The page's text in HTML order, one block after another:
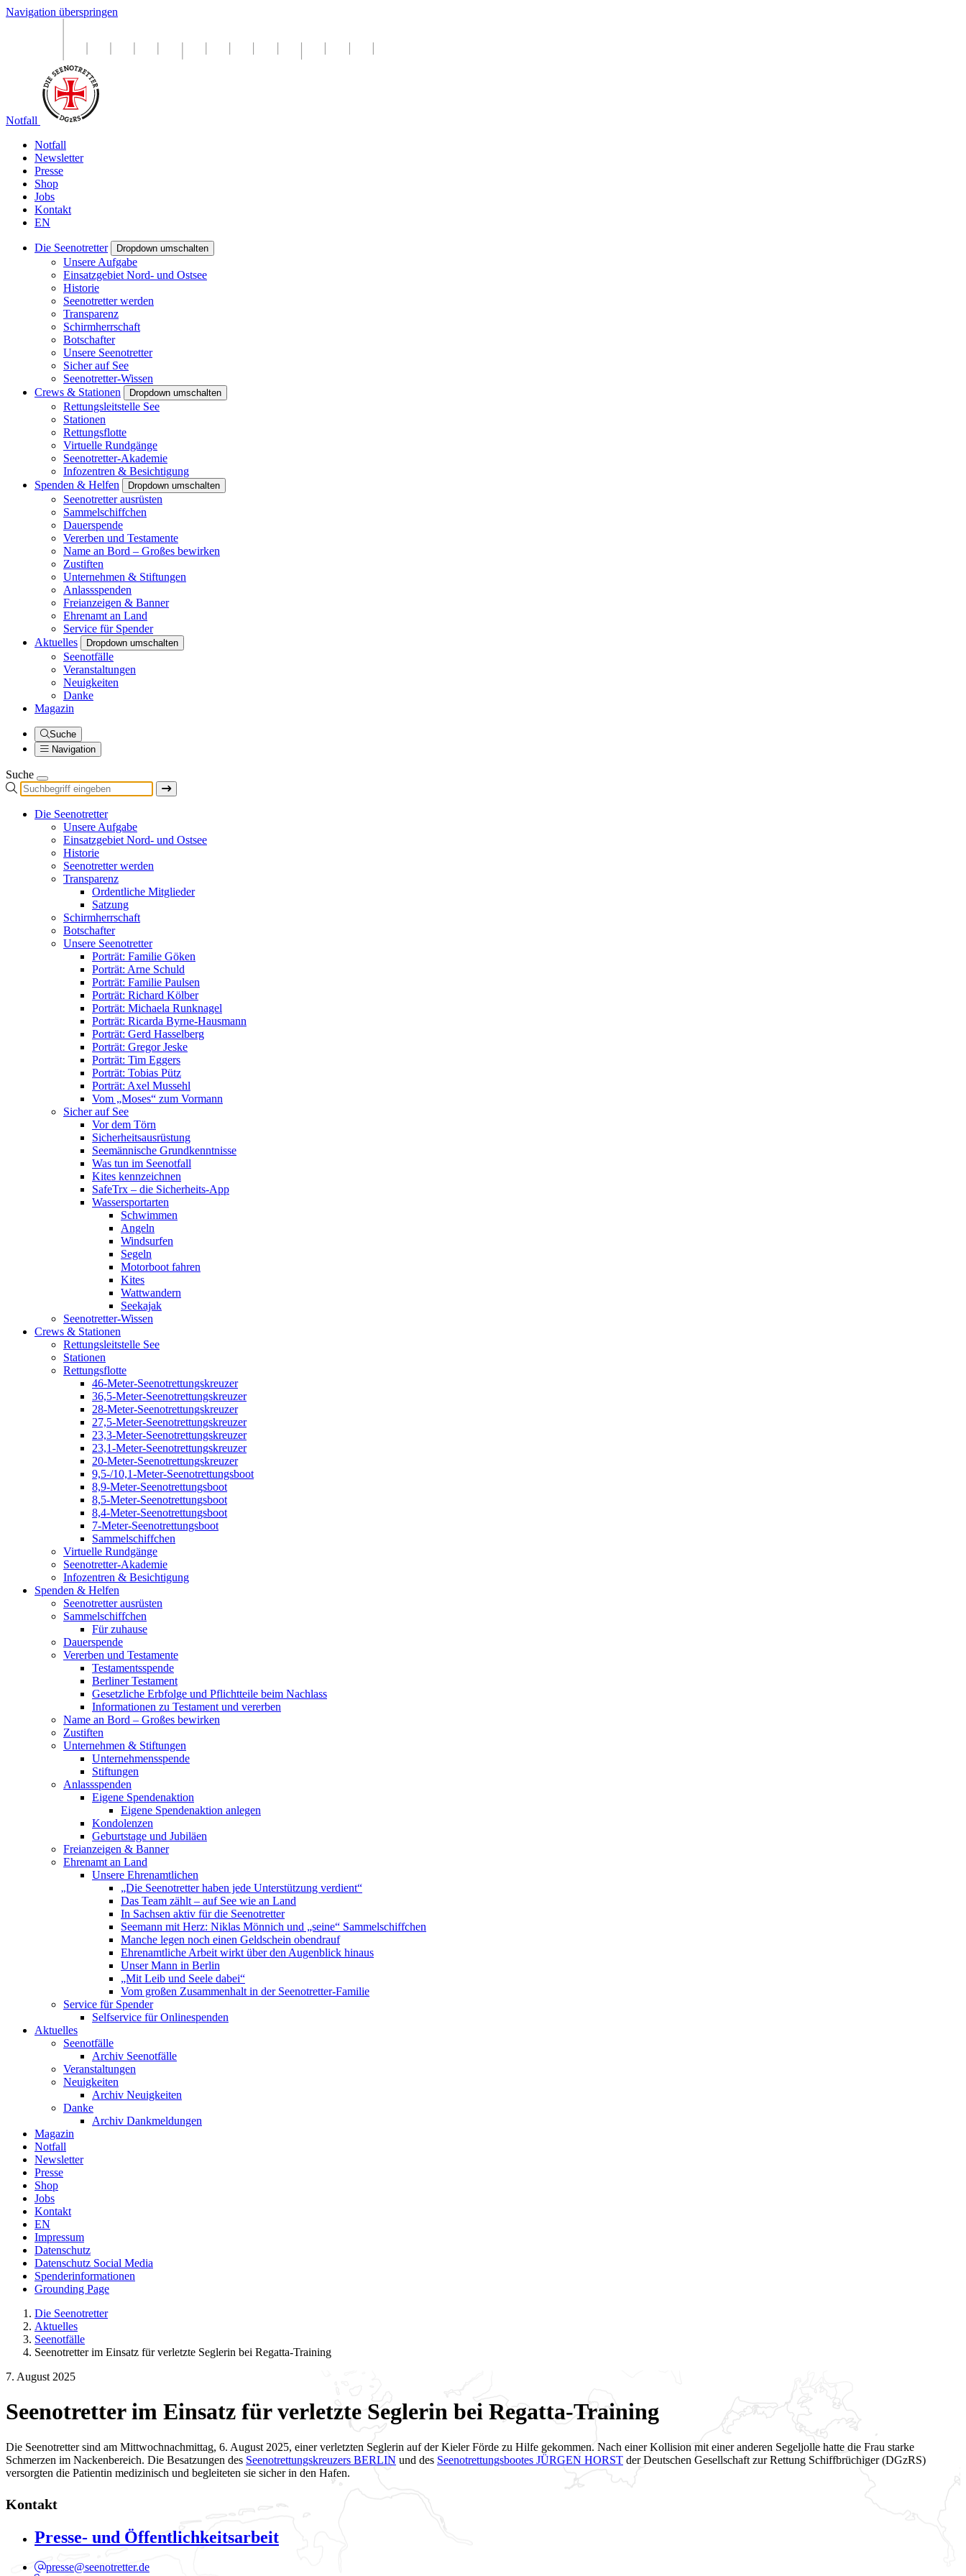
Navigation überspringen
Notfall
Notfall
Newsletter
Presse
Shop
Jobs
Kontakt
EN
Die Seenotretter Dropdown umschalten
Unsere Aufgabe
Einsatzgebiet Nord- und Ostsee
Historie
Seenotretter werden
Transparenz
Schirmherrschaft
Botschafter
Unsere Seenotretter
Sicher auf See
Seenotretter-Wissen
Crews & Stationen
Dropdown umschalten
Rettungsleitstelle See
Stationen
Rettungsflotte
Virtuelle Rundgänge
Seenotretter-Akademie
Infozentren & Besichtigung
Spenden & Helfen
Dropdown umschalten
Seenotretter ausrüsten
Sammelschiffchen
Dauerspende
Vererben und Testamente
Name an Bord – Großes bewirken
Zustiften
Unternehmen & Stiftungen
Anlassspenden
Freianzeigen & Banner
Ehrenamt an Land
Service für Spender
Aktuelles
Dropdown umschalten
Seenotfälle
Veranstaltungen
Neuigkeiten
Danke
Magazin
Suche
Navigation
Suche
Die Seenotretter
Unsere Aufgabe
Einsatzgebiet Nord- und Ostsee
Historie
Seenotretter werden
Transparenz
Ordentliche Mitglieder
Satzung
Schirmherrschaft
Botschafter
Unsere Seenotretter
Porträt: Familie Göken
Porträt: Arne Schuld
Porträt: Familie Paulsen
Porträt: Richard Kölber
Porträt: Michaela Runknagel
Porträt: Ricarda Byrne-Hausmann
Porträt: Gerd Hasselberg
Porträt: Gregor Jeske
Porträt: Tim Eggers
Porträt: Tobias Pütz
Porträt: Axel Mussehl
Vom „Moses“ zum Vormann
Sicher auf See
Vor dem Törn
Sicherheitsausrüstung
Seemännische Grundkenntnisse
Was tun im Seenotfall
Kites kennzeichnen
SafeTrx – die Sicherheits-App
Wassersportarten
Schwimmen
Angeln
Windsurfen
Segeln
Motorboot fahren
Kites
Wattwandern
Seekajak
Seenotretter-Wissen
Crews & Stationen
Rettungsleitstelle See
Stationen
Rettungsflotte
46-Meter-Seenotrettungskreuzer
36,5-Meter-Seenotrettungskreuzer
28-Meter-Seenotrettungskreuzer
27,5-Meter-Seenotrettungskreuzer
23,3-Meter-Seenotrettungskreuzer
23,1-Meter-Seenotrettungskreuzer
20-Meter-Seenotrettungskreuzer
9,5-/10,1-Meter-Seenotrettungsboot
8,9-Meter-Seenotrettungsboot
8,5-Meter-Seenotrettungsboot
8,4-Meter-Seenotrettungsboot
7-Meter-Seenotrettungsboot
Sammelschiffchen
Virtuelle Rundgänge
Seenotretter-Akademie
Infozentren & Besichtigung
Spenden & Helfen
Seenotretter ausrüsten
Sammelschiffchen
Für zuhause
Dauerspende
Vererben und Testamente
Testamentsspende
Berliner Testament
Gesetzliche Erbfolge und Pflichtteile beim Nachlass
Informationen zu Testament und vererben
Name an Bord – Großes bewirken
Zustiften
Unternehmen & Stiftungen
Unternehmensspende
Stiftungen
Anlassspenden
Eigene Spendenaktion
Eigene Spendenaktion anlegen
Kondolenzen
Geburtstage und Jubiläen
Freianzeigen & Banner
Ehrenamt an Land
Unsere Ehrenamtlichen
„Die Seenotretter haben jede Unterstützung verdient“
Das Team zählt – auf See wie an Land
In Sachsen aktiv für die Seenotretter
Seemann mit Herz: Niklas Mönnich und „seine“ Sammelschiffchen
Manche legen noch einen Geldschein obendrauf
Ehrenamtliche Arbeit wirkt über den Augenblick hinaus
Unser Mann in Berlin
„Mit Leib und Seele dabei“
Vom großen Zusammenhalt in der Seenotretter-Familie
Service für Spender
Selfservice für Onlinespenden
Aktuelles
Seenotfälle
Archiv Seenotfälle
Veranstaltungen
Neuigkeiten
Archiv Neuigkeiten
Danke
Archiv Dankmeldungen
Magazin
Notfall
Newsletter
Presse
Shop
Jobs
Kontakt
EN
Impressum
Datenschutz
Datenschutz Social Media
Spenderinformationen
Grounding Page
Die Seenotretter
Aktuelles
Seenotfälle
Seenotretter im Einsatz für verletzte Seglerin bei Regatta-Training
7. August 2025
Seenotretter im Einsatz für verletzte Seglerin bei Regatta-Training
Die Seenotretter sind am Mittwochnachmittag, 6. August 2025, einer verletzten Seglerin auf der Kieler Förde zu Hilfe gekommen. Nach einer Kollision mit einer anderen Segeljolle hatte die Frau starke
Schmerzen im Nackenbereich. Die Besatzungen des Seenotrettungskreuzers BERLIN und des Seenotrettungsbootes JÜRGEN HORST der Deutschen Gesellschaft zur Rettung Schiffbrüchiger (DGzRS)
versorgten die Patientin medizinisch und begleiteten sie sicher in den Hafen.
Kontakt
Presse- und Öffentlichkeitsarbeit
presse@seenotretter.de